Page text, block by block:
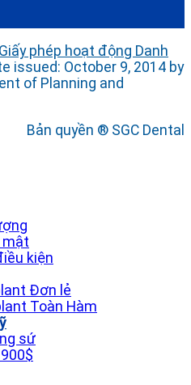
Giấy phép hoạt động Danh
issued: October 9, 2014 by
of Planning and
Bản quyền ® SGC Dental
mật
kiện
Đơn lẻ
Toàn Hàm
sứ